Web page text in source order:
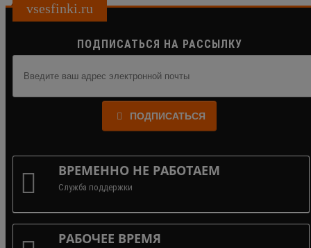
vsesfinki.ru
ПОДПИСАТЬСЯ НА РАССЫЛКУ
ПОДПИСАТЬСЯ
ВРЕМЕННО НЕ РАБОТАЕМ
Служба поддержки
РАБОЧЕЕ ВРЕМЯ